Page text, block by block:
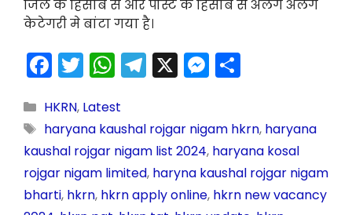
जिले के हिसाब से और पोस्ट के हिसाब से अलग अलग
केटेगरी मे बांटा गया है।
F
c
e
b
o
T
itt
er
W
a
ts
A
p
T
gr
a
m
X M
s
e
n
ar
e
HKRN, Latest
haryana kaushal rojgar nigam hkrn, haryana
kaushal rojgar nigam list 2024, haryana kosal
rojgar nigam limited, haryna kaushal rojgar nigam
bharti, hkrn, hkrn apply online, hkrn new vacancy